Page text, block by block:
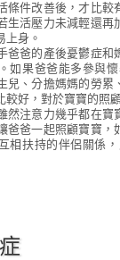
條件改善後，才比
生活壓力未減輕還
上身。
爸爸的產後憂鬱症
如果爸爸能多參與
兒、分擔媽媽的勞
較好，對於寶寶的照
然注意力幾乎都在
爸爸一起照顧寶寶
相扶持的伴侶關係